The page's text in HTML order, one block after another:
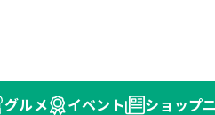
グルメ イベント ショップ